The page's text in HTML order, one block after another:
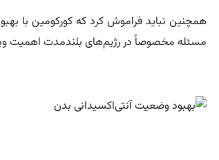
همچنین نباید فراموش کرد که کورکومین با
مسئله مخصوصاً در رژیم‌های بلندمدت اهمیت